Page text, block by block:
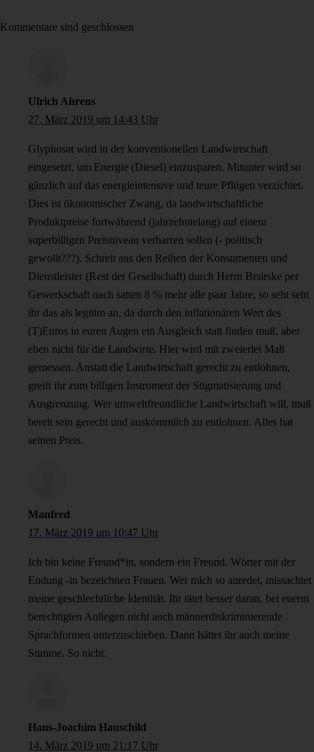
Kommentare sind geschlossen
Ulrich Ahrens
27. März 2019 um 14:43 Uhr
Glyphosat wird in der konventionellen Landwirtschaft
eingesetzt, um Energie (Diesel) einzusparen. Mitunter wird so
gänzlich auf das energieintensive und teure Pflügen verzichtet.
Dies ist ökonomischer Zwang, da landwirtschaftliche
Produktpreise fortwährend (jahrzehntelang) auf einem
superbilligen Preisniveau verharren sollen (- politisch
gewollt???). Schreit aus den Reihen der Konsumenten und
Dienstleister (Rest der Gesellschaft) durch Herrn Brsirske per
Gewerkschaft nach satten 8 % mehr alle paar Jahre, so seht seht
ihr das als legitim an, da durch den inflationären Wert des
(T)Euros in euren Augen ein Ausgleich statt finden muß, aber
eben nicht für die Landwirte. Hier wird mit zweierlei Maß
gemessen. Anstatt die Landwirtschaft gerecht zu entlohnen,
greift ihr zum billigen Instrument der Stigmatisierung und
Ausgrenzung. Wer umweltfreundliche Landwirtschaft will, muß
bereit sein gerecht und auskömmlich zu entlohnen. Alles hat
seinen Preis.
Manfred
17. März 2019 um 10:47 Uhr
Ich bin keine Freund*in, sondern ein Freund. Wörter mit der
Endung -in bezeichnen Frauen. Wer mich so anredet, missachtet
meine geschlechtliche Identität. Ihr tätet besser daran, bei euerm
berechtigten Anliegen nicht auch männerdiskriminierende
Sprachformen unterzuschieben. Dann hättet ihr auch meine
Stimme. So nicht.
Hans-Joachim Hauschild
14. März 2019 um 21:17 Uhr